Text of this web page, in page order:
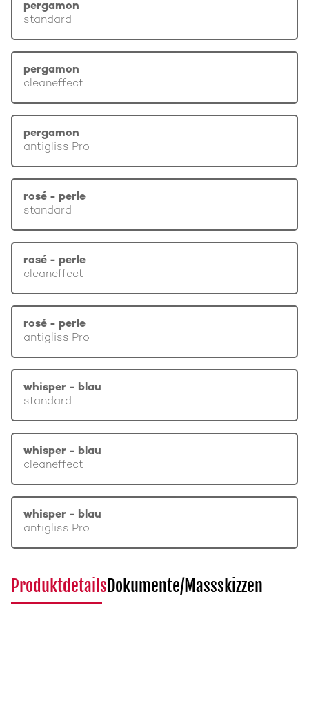
pergamon
standard
pergamon
cleaneffect
pergamon
antigliss Pro
rosé - perle
standard
rosé - perle
cleaneffect
rosé - perle
antigliss Pro
whisper - blau
standard
whisper - blau
cleaneffect
whisper - blau
antigliss Pro
ProduktdetailsDokumente/Massskizzen